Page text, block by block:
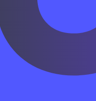
слов
点 и 分 и